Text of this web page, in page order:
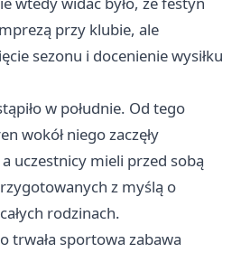
przy klubie, ale
sezonu i docenienie wysiłku
w południe. Od tego
wokół niego zaczęły
uczestnicy mieli przed sobą
z myślą o
rodzinach.
trwała sportowa zabawa